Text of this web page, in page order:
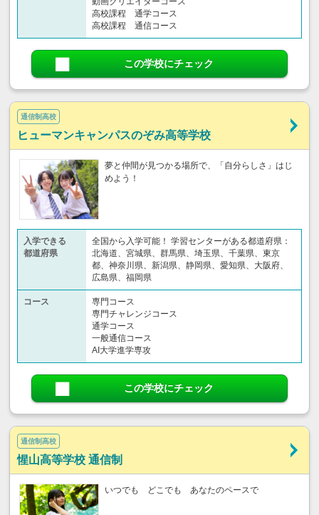
高校課程 通学コース
高校課程 通信コース
この学校にチェック
通信制高校
ヒューマンキャンパスのぞみ高等学校
夢と仲間が見つかる場所で、「自分らしさ」はじ
めよう！
入学できる
都道府県
全国から入学可能！ 学習センターがある都道府県：
北海道、宮城県、群馬県、埼玉県、千葉県、東京
都、神奈川県、新潟県、静岡県、愛知県、大阪府、
広島県、福岡県
コース
専門コース
専門チャレンジコース
通学コース
一般通信コース
AI大学進学専攻
この学校にチェック
通信制高校
惺山高等学校 通信制
いつでも どこでも あなたのペースで